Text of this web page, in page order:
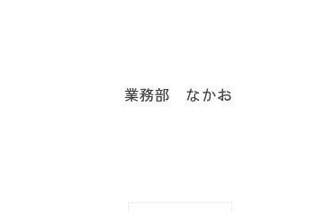
業務部 なかお